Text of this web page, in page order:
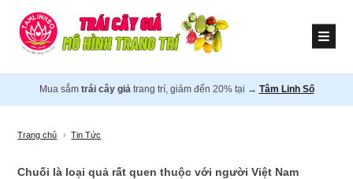
Mua sắm trái cây giảtrang trí, giảm đến 20% tại → Tâm Linh Số
Trang chủ ›Tin Tức
Chuối là loại quả rất quen thuộc với người Việt Nam